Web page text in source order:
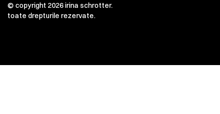
© copyright 2026 irina schrotter.
toate drepturile rezervate.